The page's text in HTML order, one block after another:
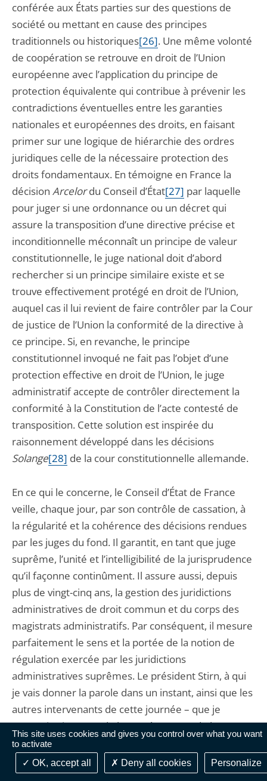
This site uses cookies and gives you control over what you want
to activate
OK, accept all
Deny all cookies Personalize
conférée aux États parties sur des questions de
société ou mettant en cause des principes
traditionnels ou historiques[26]. Une même volonté
de coopération se retrouve en droit de l’Union
européenne avec l’application du principe de
protection équivalente qui contribue à prévenir les
contradictions éventuelles entre les garanties
nationales et européennes des droits, en faisant
primer sur une logique de hiérarchie des ordres
juridiques celle de la nécessaire protection des
droits fondamentaux. En témoigne en France la
décision Arcelordu Conseil d’État[27] par laquelle
pour juger si une ordonnance ou un décret qui
assure la transposition d’une directive précise et
inconditionnelle méconnaît un principe de valeur
constitutionnelle, le juge national doit d’abord
rechercher si un principe similaire existe et se
trouve effectivement protégé en droit de l’Union,
auquel cas il lui revient de faire contrôler par la Cour
de justice de l’Union la conformité de la directive à
ce principe. Si, en revanche, le principe
constitutionnel invoqué ne fait pas l’objet d’une
protection effective en droit de l’Union, le juge
administratif accepte de contrôler directement la
conformité à la Constitution de l’acte contesté de
transposition. Cette solution est inspirée du
raisonnement développé dans les décisions
Solange[28] de la cour constitutionnelle allemande.
En ce qui le concerne, le Conseil d’État de France
veille, chaque jour, par son contrôle de cassation, à
la régularité et la cohérence des décisions rendues
par les juges du fond. Il garantit, en tant que juge
suprême, l’unité et l’intelligibilité de la jurisprudence
qu’il façonne continûment. Il assure aussi, depuis
plus de vingt-cinq ans, la gestion des juridictions
administratives de droit commun et du corps des
magistrats administratifs. Par conséquent, il mesure
parfaitement le sens et la portée de la notion de
régulation exercée par les juridictions
administratives suprêmes. Le président Stirn, à qui
je vais donner la parole dans un instant, ainsi que les
autres intervenants de cette journée – que je
remercie vivement de leur présence et de leur
participation – vont développer ce concept de
régulation et les pratiques nationales de leurs pays
respectifs en la matière. Ce sera à coup sûr une